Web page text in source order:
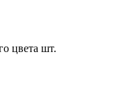
цвета шт.